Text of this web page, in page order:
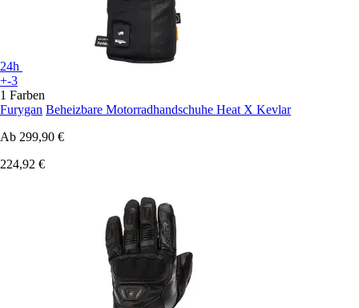
24h
+-3
1 Farben
Furygan Beheizbare Motorradhandschuhe Heat X Kevlar
Ab 299,90 €
224,92 €